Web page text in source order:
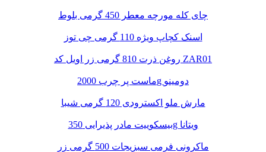
چای کله مورچه معطر 450 گرمی بلوط
اسنک کچاپ ویژه 110 گرمی چی توز
روغن ذرت 810 گرمی زر اویل کد ZAR01
ماست پر چرب 2000g دومینو
مارش ملو اکسترودی 120 گرمی شیبا
بیسکوییت مادر پذیرایی 350g ویتانا
ماکرونی فرمی سبزیجات 500 گرمی زر